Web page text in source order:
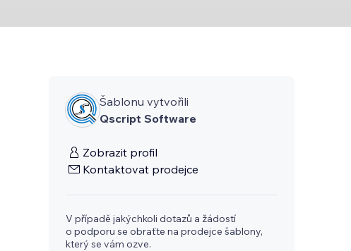
Šablonu vytvořili
Qscript Software
Zobrazit profil
Kontaktovat prodejce
V případě jakýchkoli dotazů a žádostí
o podporu se obraťte na prodejce šablony,
který se vám ozve.